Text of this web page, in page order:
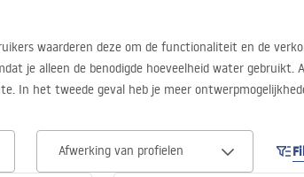
waarderen deze om de functionaliteit en de
je alleen de benodigde hoeveelheid water gebruikt.
In het tweede geval heb je meer
Afwerking van profielen